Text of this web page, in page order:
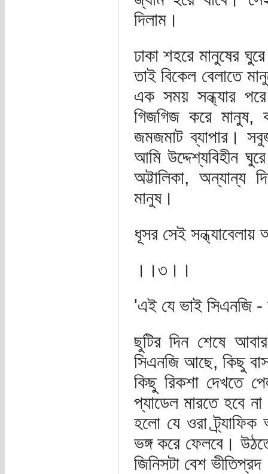
দিলাম।
ঢাকা শহরে মানুষের
তাই বিকেল বেলাতে
এক সময় সন্ধ্যার
গিজগিজ করে মানুষ,
জমজমাট ব্যাপার।
আমি উদ্দেশ্যবিহীন
অট্টালিকা, অন্যান্য
মানুষ।
ধূসর সেই
।।৩।।
'এই যে ভাই সিএনজি -
ছুটির দিন শেষে
সিএনজি আছে, কিছু
কিছু রিকশা দেখতে
প্যাডেল মারতে হবে
হলো যে ওরা
ভঙ্গ করে ফেলবে।
জিনিসটা বেশ